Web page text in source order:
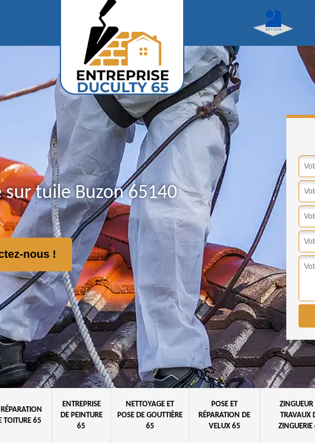
tuile Buzon 65140
nous !
TOITURE 65
ENTREPRISE
DE PEINTURE
65
NETTOYAGE ET
POSE DE GOUTTIÈRE
65
POSE ET
RÉPARATION DE
VELUX 65
ZINGUEUR
TRAVAUX
ZINGUERIE